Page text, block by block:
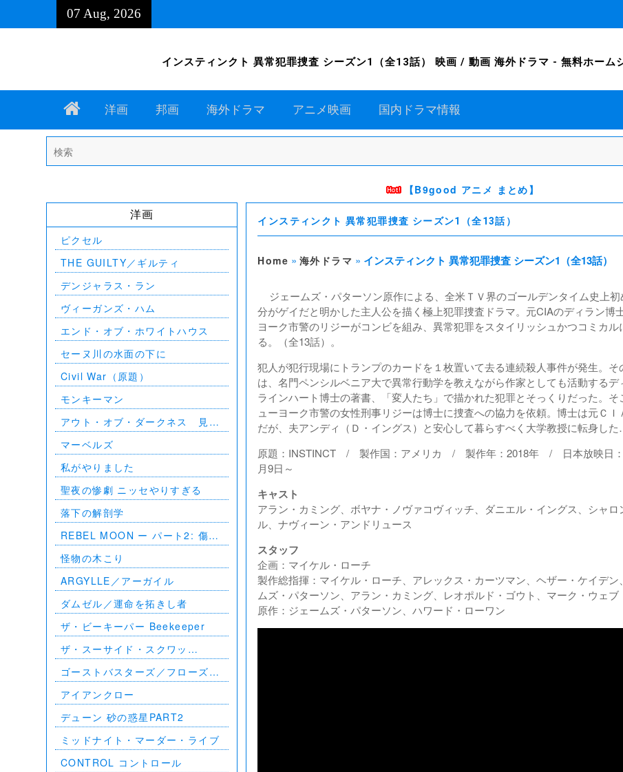
07 Aug, 2026
インスティンクト 異常犯罪捜査 シーズン1（全13話） 映画 / 動画 海外ドラマ - 無料ホー
Home洋画 邦画 海外ドラマ アニメ映画 国内ドラマ情報
for:
【B9good アニメ まとめ】
インスティンクト 異常犯罪捜査 シーズン1（全13話）
Home »海外ドラマ » インスティンクト 異常犯罪捜査 シーズン1（全13話）
ジェームズ・パターソン原作による、全米ＴＶ界のゴールデンタイム史上初
分がゲイだと明かした主人公を描く極上犯罪捜査ドラマ。元CIAのディラン博
ヨーク市警のリジーがコンビを組み、異常犯罪をスタイリッシュかつコミカル
る。（全13話）。
犯人が犯行現場にトランプのカードを１枚置いて去る連続殺人事件が発生。そ
は、名門ペンシルベニア大で異常行動学を教えながら作家としても活動するデ
ラインハート博士の著書、「変人たち」で描かれた犯罪とそっくりだった。そ
ューヨーク市警の女性刑事リジーは博士に捜査への協力を依頼。博士は元ＣＩ
だが、夫アンディ（Ｄ・イングス）と安心して暮らすべく大学教授に転身した
原題：INSTINCT / 製作国：アメリカ / 製作年：2018年 / 日本放映日：
月9日～
キャスト
アラン・カミング、ボヤナ・ノヴァコヴィッチ、ダニエル・イングス、シャロ
ル、ナヴィーン・アンドリュース
スタッフ
企画：マイケル・ローチ
製作総指揮：マイケル・ローチ、アレックス・カーツマン、ヘザー・ケイデン
ムズ・パターソン、アラン・カミング、レオポルド・ゴウト、マーク・ウェブ
原作：ジェームズ・パターソン、ハワード・ローワン
洋画
ピクセル
THE GUILTY／ギルティ
デンジャラス・ラン
ヴィーガンズ・ハム
エンド・オブ・ホワイトハウス
セーヌ川の水面の下に
Civil War（原題）
モンキーマン
アウト・オブ・ダークネス 見え
ない影
マーベルズ
私がやりました
聖夜の惨劇 ニッセやりすぎる
落下の解剖学
REBEL MOON ー パート2: 傷跡
を刻む者
怪物の木こり
ARGYLLE／アーガイル
ダムゼル／運命を拓きし者
ザ・ビーキーパー Beekeeper
ザ・スーサイド・スクワッ
ド ”極”悪党、集結
ゴーストバスターズ／フローズ
ン・サマー
アイアンクロー
デューン 砂の惑星PART2
ミッドナイト・マーダー・ライブ
CONTROL コントロール